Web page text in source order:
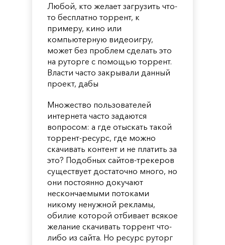
Любой, кто желает загрузить что-
то бесплатно торрент, к
примеру, кино или
компьютерную видеоигру,
может без проблем сделать это
на руторге с помощью торрент.
Власти часто закрывали данный
проект, дабы
Множество пользователей
интернета часто задаются
вопросом: а где отыскать такой
торрент-ресурс, где можно
скачивать контент и не платить за
это? Подобных сайтов-трекеров
существует достаточно много, но
они постоянно докучают
нескончаемыми потоками
никому ненужной рекламы,
обилие которой отбивает всякое
желание скачивать торрент что-
либо из сайта. Но ресурс руторг